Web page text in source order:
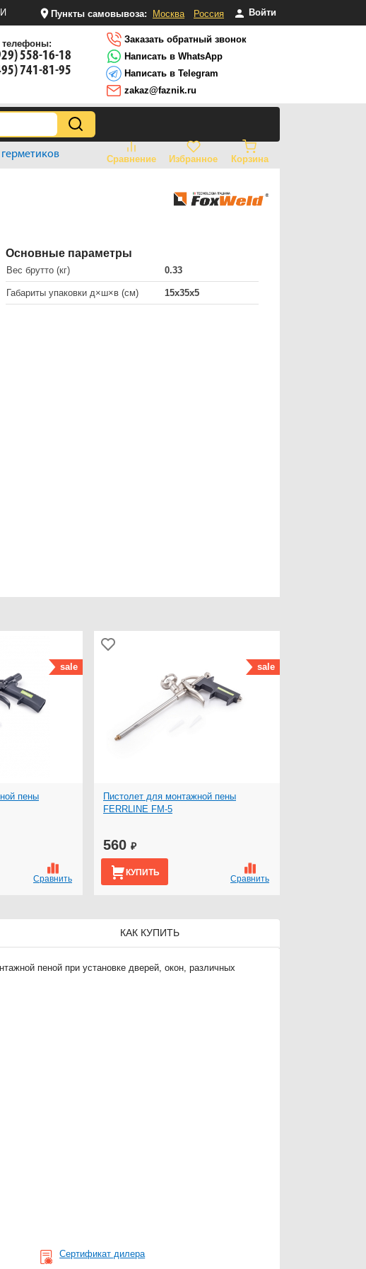
Пункты самовывоза: Москва Россия Войти
558-16-18
741-81-95
Заказать обратный звонок
Написать в WhatsApp
Написать в Telegram
zakaz@faznik.ru
Сравнение Избранное Корзина
Основные параметры
Вес брутто (кг) 0.33
Габариты упаковки д×ш×в (см) 15х35х5
sale
Сравнить
пены
sale
Сравнить
Пистолет для монтажной пены
FERRLINE FM-5
КУПИТЬ
560 ₽
КАК КУПИТЬ
пеной при установке дверей, окон, различных
Сертификат дилера